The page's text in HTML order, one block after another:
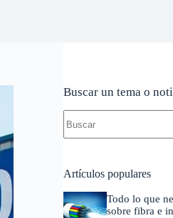
Buscar un tema o
resultados
Artículos populares
Todo lo que
sobre fibra e